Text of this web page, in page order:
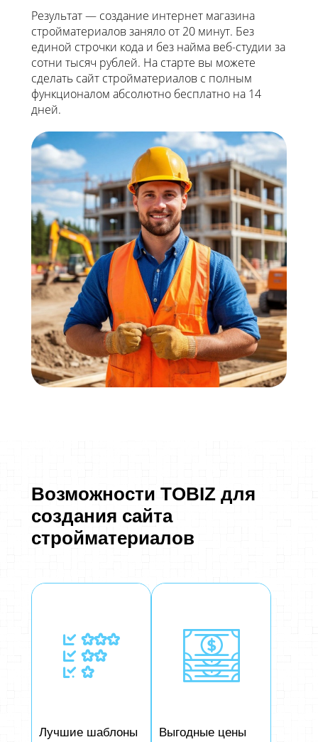
Результат — создание интернет магазина
стройматериалов заняло от 20 минут. Без
единой строчки кода и без найма веб-студии за
сотни тысяч рублей. На старте вы можете
сделать сайт стройматериалов с полным
функционалом абсолютно бесплатно на 14
дней.
Возможности TOBIZ для
создания сайта
стройматериалов
Лучшие шаблоны Выгодные цены